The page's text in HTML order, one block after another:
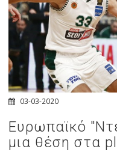
03-03-2020
Ευρωπαϊκό
μια θέση στα